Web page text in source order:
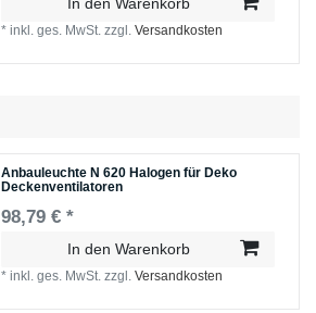
*inkl. ges. MwSt. zzgl.Versandkosten
Anbauleuchte N 620 Halogen für Deko
Deckenventilatoren
98,79 € *
In den Warenkorb
*inkl. ges. MwSt. zzgl.Versandkosten